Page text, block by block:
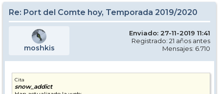
Re: Port del Comte hoy, Temporada 2019/2020
moshkis
Enviado: 27-11-2019 11:41
Registrado: 21 años antes
Mensajes: 6.710
Cita
snow_addict